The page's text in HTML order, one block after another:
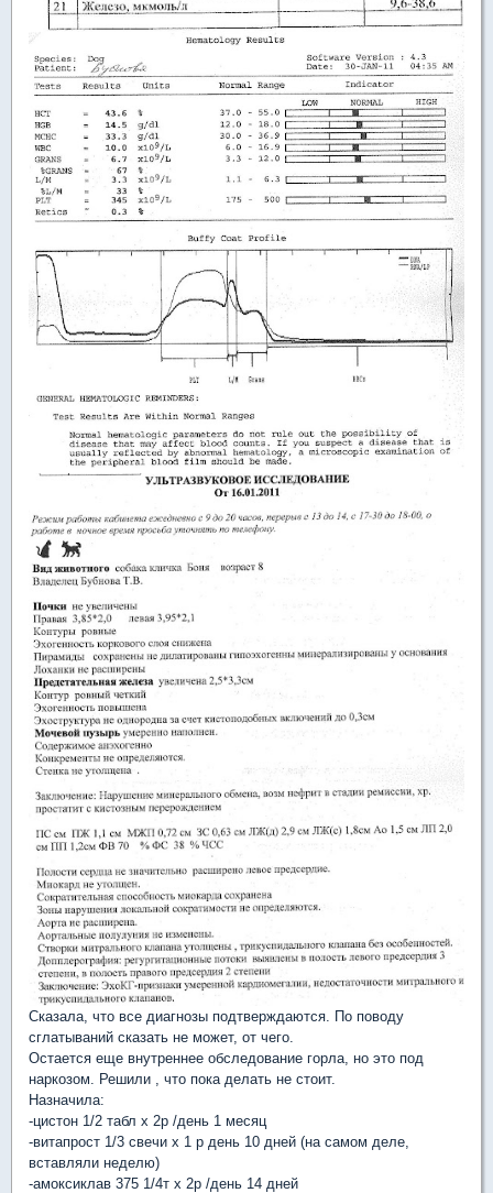
Сказала, что все диагнозы подтверждаются. По поводу
сглатываний сказать не может, от чего.
Остается еще внутреннее обследование горла, но это под
наркозом. Решили , что пока делать не стоит.
Назначила:
-цистон 1/2 табл х 2р /день 1 месяц
-витапрост 1/3 свечи х 1 р день 10 дней (на самом деле,
вставляли неделю)
-амоксиклав 375 1/4т х 2р /день 14 дней